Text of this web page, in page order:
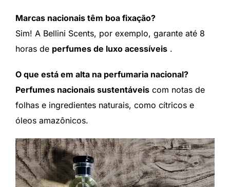
Marcas nacionais têm boa fixação?
Sim! A Bellini Scents, por exemplo, garante até 8
horas de perfumes de luxo acessíveis .
O que está em alta na perfumaria nacional?
Perfumes nacionais sustentáveis ​​com notas de
folhas e ingredientes naturais, como cítricos e
óleos amazônicos.